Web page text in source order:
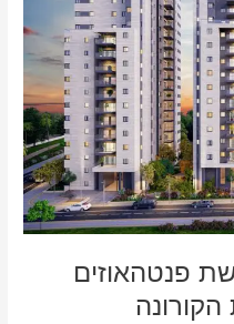
30% ברכישת פנטהאוזים